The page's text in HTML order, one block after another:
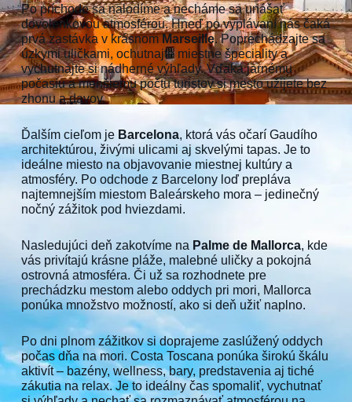
Po príchode sa nalodíme a necháme sa unášať
dovolenkovou atmosférou. Hneď po vyplávaní nás čaká
prvá zastávka v krásnomMarseille. Poprechádzajte sa
úzkymi uličkami, ochutnajte miestne špeciality a
vychutnajte si nádherné výhľady. Vďaka jarnému
počasiu a menšiemu počtu turistov si mesto užijete bez
zhonu a davov.
Ďalším cieľom je Barcelona, ktorá vás očarí Gaudího
architektúrou, živými ulicami aj skvelými tapas. Je to
ideálne miesto na objavovanie miestnej kultúry a
atmosféry. Po odchode z Barcelony loď prepláva
najtemnejším miestom Baleárskeho mora – jedinečný
nočný zážitok pod hviezdami.
Nasledujúci deň zakotvíme na Palme de Mallorca, kde
vás privítajú krásne pláže, malebné uličky a pokojná
ostrovná atmosféra. Či už sa rozhodnete pre
prechádzku mestom alebo oddych pri mori, Mallorca
ponúka množstvo možností, ako si deň užiť naplno.
Po dni plnom zážitkov si doprajeme zaslúžený oddych
počas dňa na mori. Costa Toscana ponúka širokú škálu
aktivít – bazény, wellness, bary, predstavenia aj tiché
zákutia na relax. Je to ideálny čas spomaliť, vychutnať